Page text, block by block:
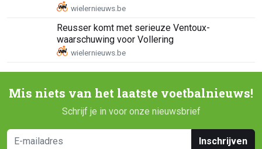
Reusser komt met serieuze Ventoux-
waarschuwing voor Vollering
Mis niets van het laatste voetbalnieuws!
Schrijf je in voor onze nieuwsbrief
Inschrijven